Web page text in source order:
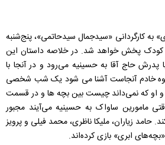
به کارگردانی «سیدجمال سیدحاتمی»، پنج‌شنبه
۱۴ از شبکـه کودک پخش خواهد شد. در خلاصه داستان این
حاج آقا به حسینیه می‌رود و در آنجا با
نوه خادم آنجاست آشنا می شود یک شب شخصی
و او که نمی‌داند چیست بین بچه ها و در قسمت
مامورین ساواک به حسینیه می‌آیند مجبور
حامد زیاران، ملیکا ناظری، محمد فیلی و پرویز
ابری» بازی کرده‌اند.